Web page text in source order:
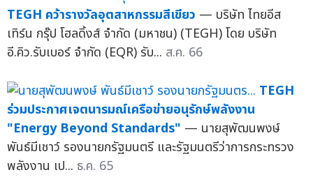
TEGH คว้ารางวัลอุตสาหกรรมสีเขียว — บริษัท ไทยอีส
เทิร์น กรุ๊ป โฮลดิ้งส์ จำกัด (มหาชน) (TEGH) โดย บริษัท
อี.คิว.รับเบอร์ จำกัด (EQR) รับ... ส.ค. 66
TEGH
ร่วมประกาศเจตนารมณ์เครือข่ายอนุรักษ์พลังงาน
"Energy Beyond Standards" — นายสุพัฒนพงษ์
พันธ์มีเชาว์ รองนายกรัฐมนตรี และรัฐมนตรีว่าการกระทรวง
พลังงาน เป... ธ.ค. 65